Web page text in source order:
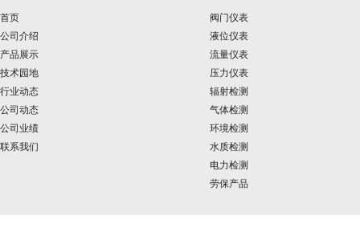
首页
公司介绍
产品展示
技术园地
行业动态
公司动态
公司业绩
联系我们
阀门仪表
液位仪表
流量仪表
压力仪表
辐射检测
气体检测
环境检测
水质检测
电力检测
劳保产品